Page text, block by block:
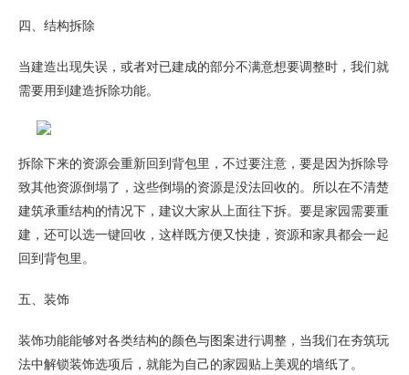
四、结构拆除
当建造出现失误，或者对已建成的部分不满意想要调整时，我们就
需要用到建造拆除功能。
拆除下来的资源会重新回到背包里，不过要注意，要是因为拆除导
致其他资源倒塌了，这些倒塌的资源是没法回收的。所以在不清楚
建筑承重结构的情况下，建议大家从上面往下拆。要是家园需要重
建，还可以选一键回收，这样既方便又快捷，资源和家具都会一起
回到背包里。
五、装饰
装饰功能能够对各类结构的颜色与图案进行调整，当我们在夯筑玩
法中解锁装饰选项后，就能为自己的家园贴上美观的墙纸了。